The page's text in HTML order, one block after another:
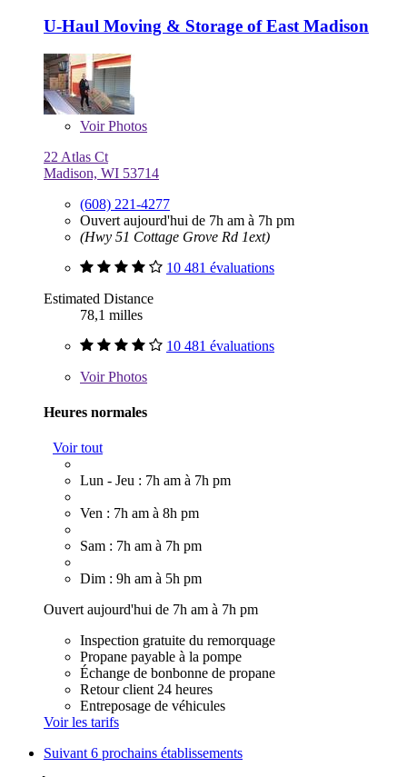
U-Haul Moving & Storage of East Madison
VoirPhotos
22 Atlas Ct
Madison, WI 53714
(608) 221-4277
Ouvert aujourd'hui de 7h am à 7h pm
(Hwy 51 Cottage Grove Rd 1ext)
10 481 évaluations
Estimated Distance
78,1 milles
10 481 évaluations
VoirPhotos
Heures normales
Voir tout
Lun - Jeu : 7h am à 7h pm
Ven : 7h am à 8h pm
Sam : 7h am à 7h pm
Dim : 9h am à 5h pm
Ouvert aujourd'hui de 7h am à 7h pm
Inspection gratuite du remorquage
Propane payable à la pompe
Échange de bonbonne de propane
Retour client 24 heures
Entreposage de véhicules
Voir les tarifs
Suivant6 prochains établissements